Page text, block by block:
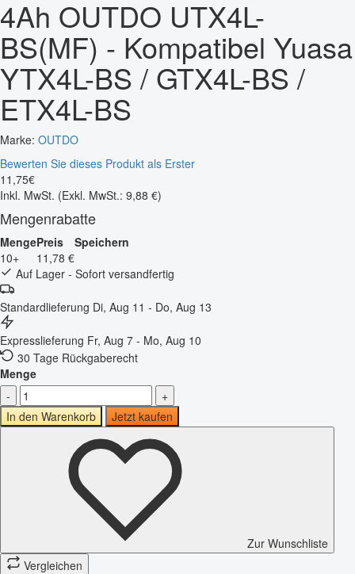
4Ah OUTDO UTX4L-
BS(MF) - Kompatibel Yuasa
YTX4L-BS / GTX4L-BS /
ETX4L-BS
Marke: OUTDO
Bewerten Sie dieses Produkt als Erster
11 ,75€
Inkl. MwSt. (Exkl. MwSt.: 9,88 €)
Mengenrabatte
MengePreis
Speichern
10+
11,78 €
Auf Lager - Sofort versandfertig
Standardlieferung Di, Aug 11 - Do, Aug 13
Expresslieferung Fr, Aug 7 - Mo, Aug 10
30 Tage Rückgaberecht
Menge
-
+
In den Warenkorb
Jetzt kaufen
Zur Wunschliste
Vergleichen